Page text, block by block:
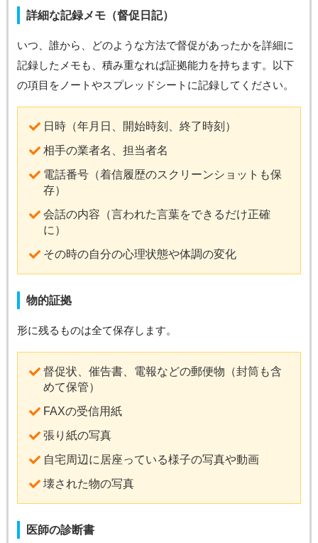
詳細な記録メモ（督促日記）
いつ、誰から、どのような方法で督促があったかを詳細に
記録したメモも、積み重なれば証拠能力を持ちます。以下
の項目をノートやスプレッドシートに記録してください。
日時（年月日、開始時刻、終了時刻）
相手の業者名、担当者名
電話番号（着信履歴のスクリーンショットも保
存）
会話の内容（言われた言葉をできるだけ正確
に）
その時の自分の心理状態や体調の変化
物的証拠
形に残るものは全て保存します。
督促状、催告書、電報などの郵便物（封筒も含
めて保管）
FAXの受信用紙
張り紙の写真
自宅周辺に居座っている様子の写真や動画
壊された物の写真
医師の診断書